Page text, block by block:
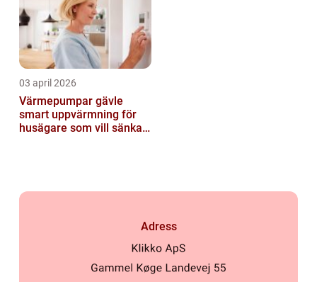
03 april 2026
Värmepumpar gävle
smart uppvärmning för
husägare som vill sänka
Adress